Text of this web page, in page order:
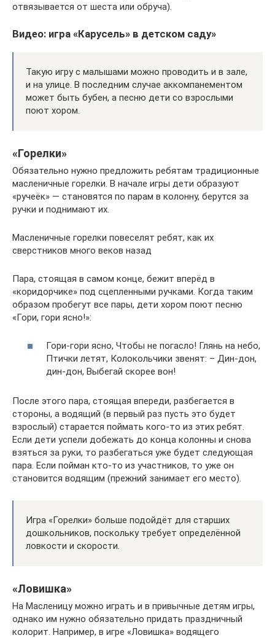
отвязывается от шеста или обруча).
Видео: игра «Карусель» в детском саду»
Такую игру с малышами можно проводить и в зале,
и на улице. В последним случае аккомпанементом
может быть бубен, а песню дети со взрослыми
поют хором.
«Горелки»
Обязательно нужно предложить ребятам традиционные
масленичные горелки. В начале игры дети образуют
«ручеёк» — становятся по парам в колонну, берутся за
ручки и поднимают их.
Масленичные горелки повеселят ребят, как их
сверстников много веков назад
Пара, стоящая в самом конце, бежит вперёд в
«коридорчике» под сцепленными ручками. Когда таким
образом пробегут все пары, дети хором поют песню
«Гори, гори ясно!»:
Гори-гори ясно, Чтобы не погасло! Глянь на небо,
Птички летят, Колокольчики звенят: – Дин-дон,
дин-дон, Выбегай скорее вон!
После этого пара, стоящая впереди, разбегается в
стороны, а водящий (в первый раз пусть это будет
взрослый) старается поймать кого-то из этих ребят.
Если дети успели добежать до конца колонны и снова
взяться за руки, то разбегаться уже будет следующая
пара. Если пойман кто-то из участников, то уже он
становится водящим (прежний занимает его место).
Игра «Горелки» больше подойдёт для старших
дошкольников, поскольку требует определённой
ловкости и скорости.
«Ловишка»
На Масленицу можно играть и в привычные детям игры,
однако им нужно обязательно придать праздничный
колорит. Например, в игре «Ловишка» водящего